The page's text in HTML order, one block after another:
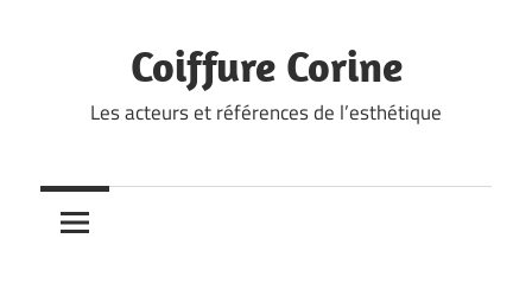
Coiffure Corine
Les acteurs et références de l’esthétique